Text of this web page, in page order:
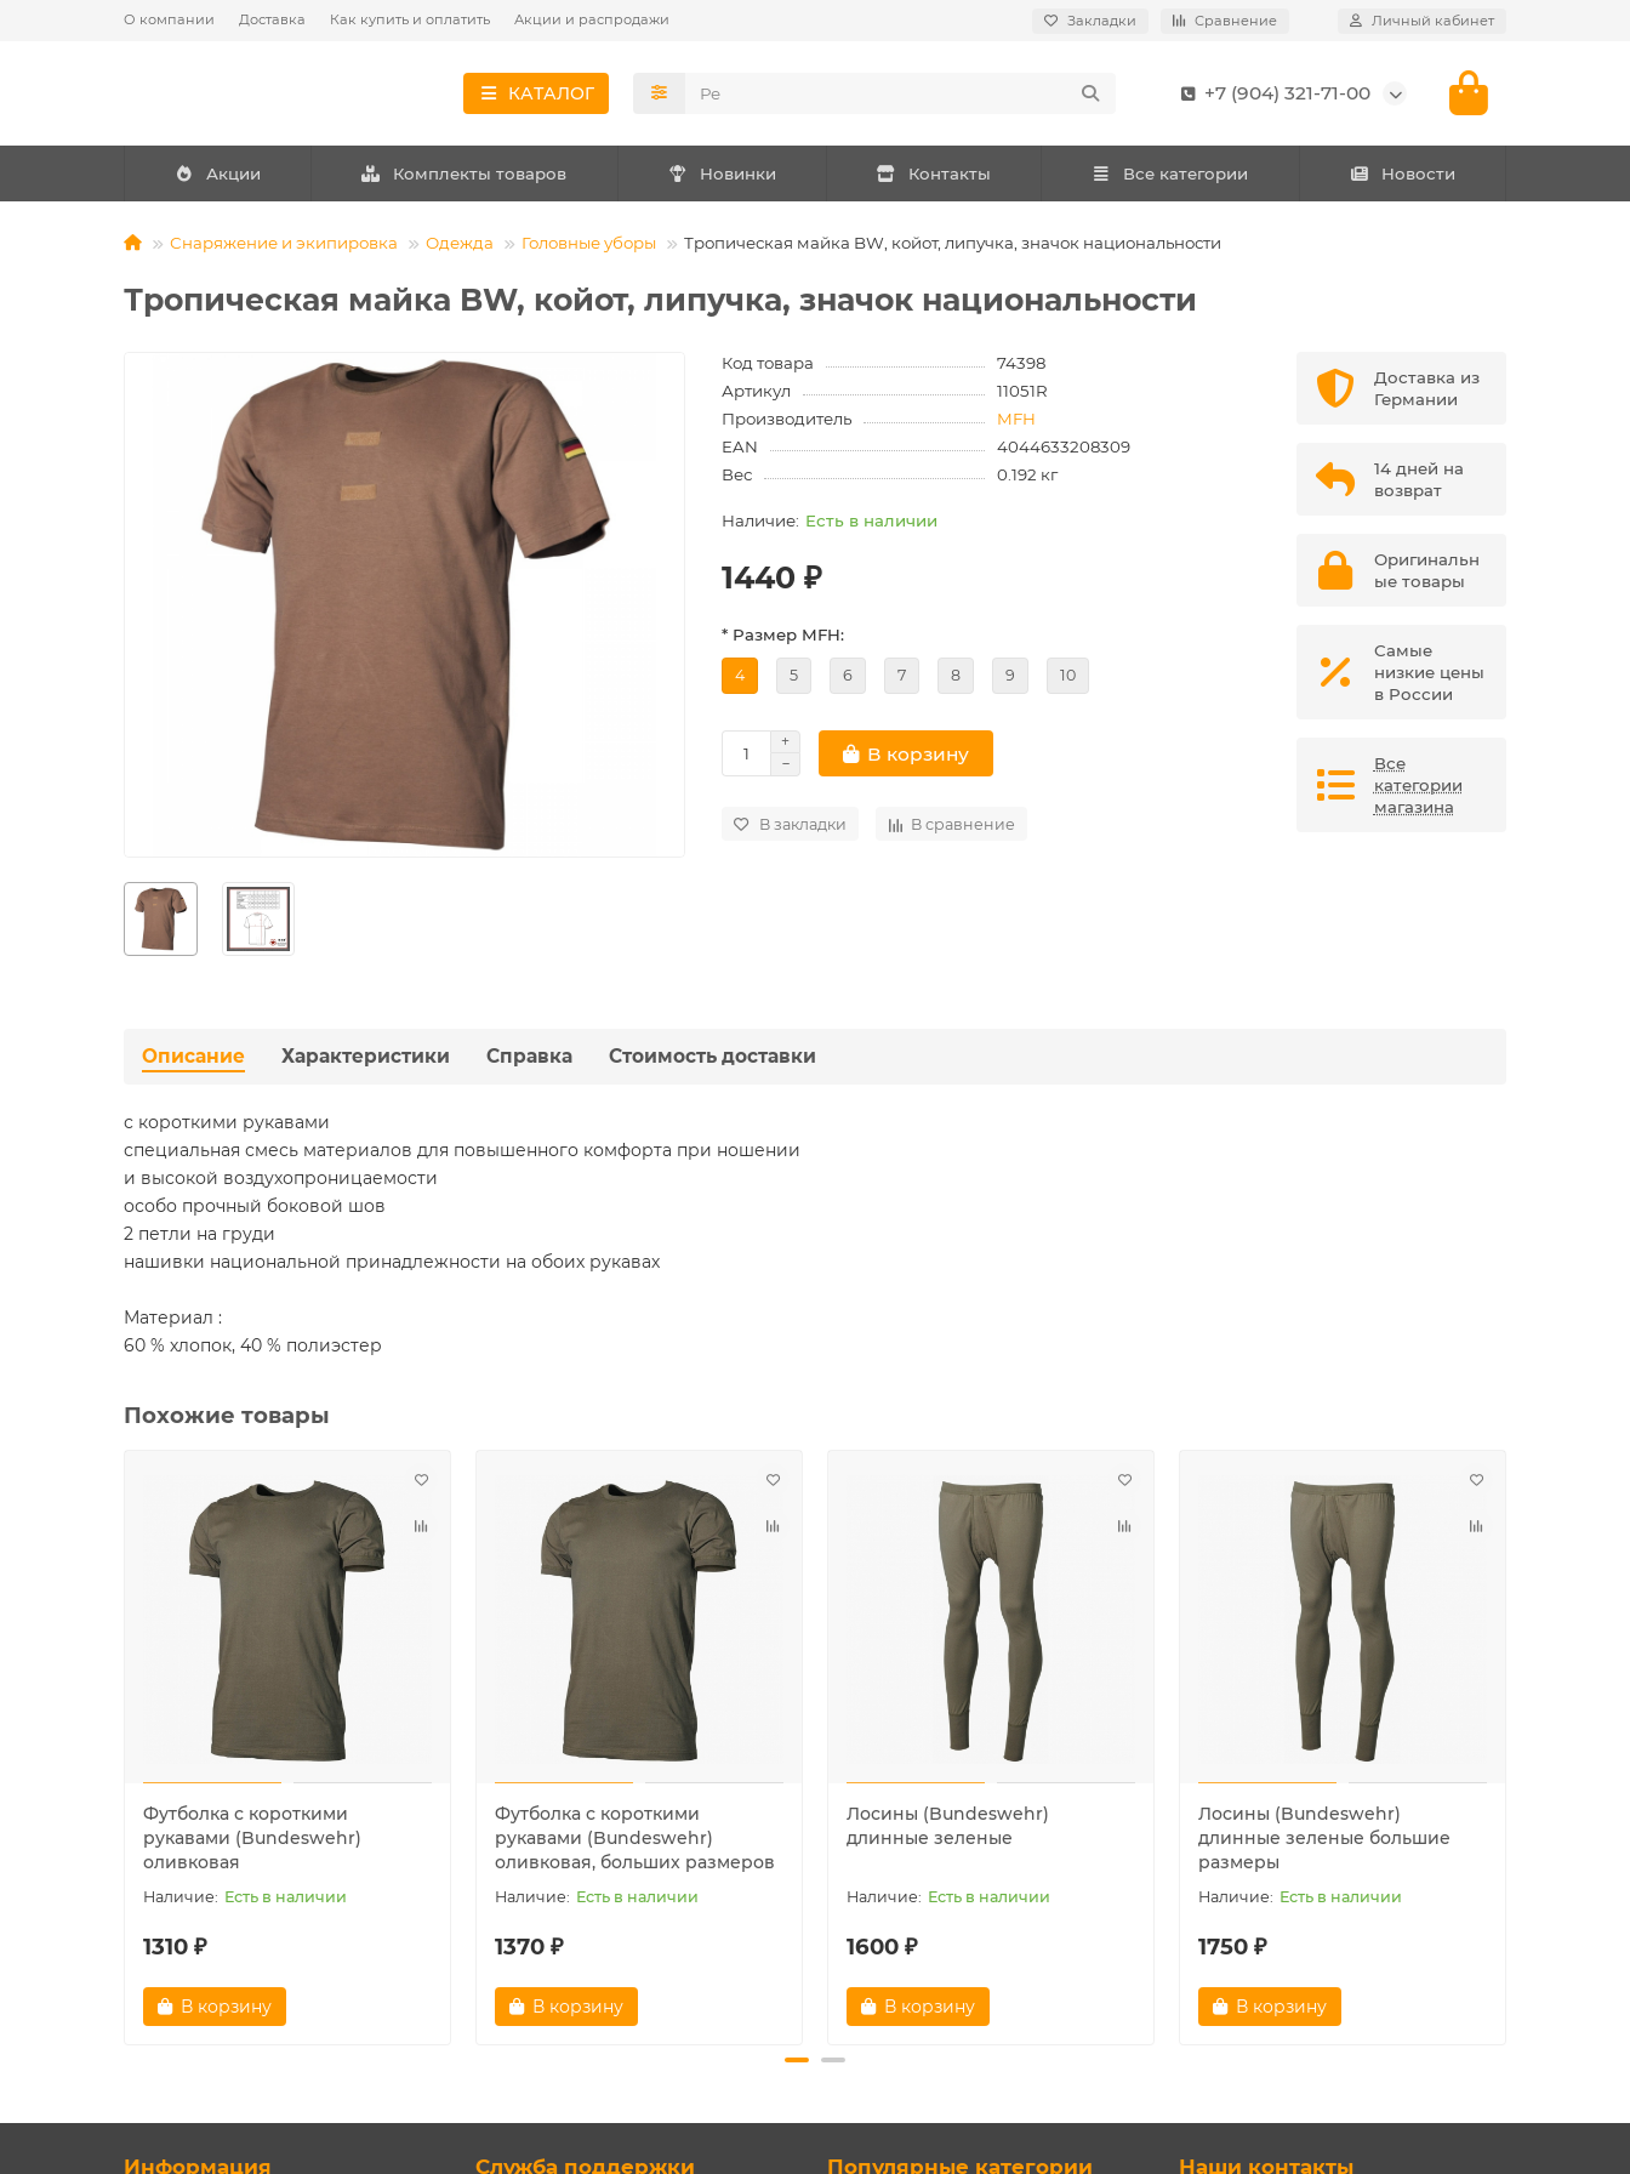
О компании Доставка Как купить и оплатить Акции и распродажи Закладки Сравнение Личный кабинет
КАТАЛОГ +7 (904) 321-71-00
Акции Комплекты товаров Новинки Контакты Все категории Новости
Снаряжение и экипировка Одежда Головные уборы Тропическая майка BW, койот, липучка, значок национальности
Тропическая майка BW, койот, липучка, значок национальности
Код товара
74398
Артикул
11051R
Производитель
MFH
EAN
4044633208309
Вес
0.192 кг
Есть в наличии
1440 ₽
* Размер MFH:
4 5 6 7 8 9 10
В корзину
В закладки В сравнение
Доставка из
Германии
14 дней на
возврат
Оригинальн
ые товары
Самые
низкие цены
в России
Все
категории
магазина
Описание Характеристики Справка Стоимость доставки
с короткими рукавами
специальная смесь материалов для повышенного комфорта при ношении
и высокой воздухопроницаемости
особо прочный боковой шов
2 петли на груди
нашивки национальной принадлежности на обоих рукавах
Материал :
60 % хлопок, 40 % полиэстер
Похожие товары
Футболка с короткими
рукавами (Bundeswehr)
оливковая
Есть в наличии
1310 ₽
В корзину
Футболка с короткими
рукавами (Bundeswehr)
оливковая, больших размеров
Есть в наличии
1370 ₽
В корзину
Лосины (Bundeswehr)
длинные зеленые
Есть в наличии
1600 ₽
В корзину
Лосины (Bundeswehr)
длинные зеленые большие
размеры
Есть в наличии
1750 ₽
В корзину
Информация Служба поддержки Популярные категории Наши контакты